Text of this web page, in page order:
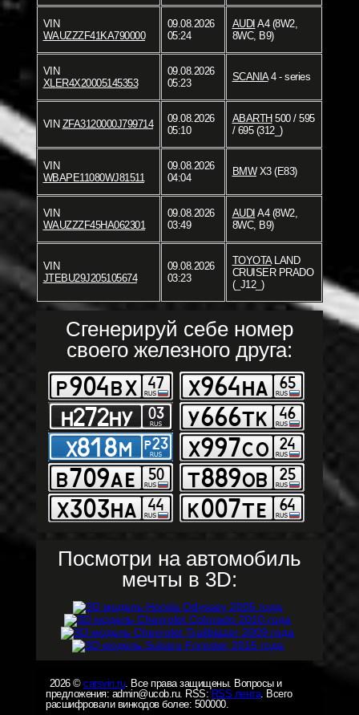
VIN
WAUZZZF41KA790000
09.08.2026
05:24
AUDI A4 (8W2,
8WC, B9)
VIN
XLER4X20005145353
09.08.2026
05:23
SCANIA4 - series
VIN ZFA3120000J799714
09.08.2026
05:10
ABARTH 500 / 595
/ 695 (312_)
VIN
WBAPE11080WJ81511
09.08.2026
04:04
BMWX3 (E83)
VIN
WAUZZZF45HA062301
09.08.2026
03:49
AUDI A4 (8W2,
8WC, B9)
VIN
JTEBU29J205105674
09.08.2026
03:23
TOYOTALAND
CRUISER PRADO
(_J12_)
Сгенерируй себе номер
своего железного друга:
Посмотри на автомобиль
мечты в 3D:
2026 © carsvin.ru. Все права защищены. Вопросы и
предложения: admin@ucob.ru. RSS: RSS лента. Всего
расшифровали винкодов более: 500000.